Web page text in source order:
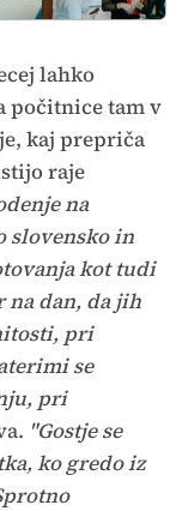
lahko
počitnice tam v
kaj prepriča
raje
na
slovensko in
kot tudi
na dan, da jih
pri
se
pri
"Gostje se
ko gredo iz